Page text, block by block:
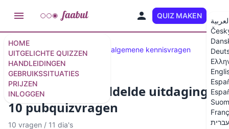
HOME
UITGELICHTE QUIZZEN
HANDLEIDINGEN
GEBRUIKSSITUATIES
PRIJZEN
INLOGGEN
QUIZ MAKEN
עברית
Geselecteerde Quizzen 50 algemene kennisvragen
Trivia quiz gemiddelde uitdaging -
10 pubquizvragen
10 vragen / 11 dia's